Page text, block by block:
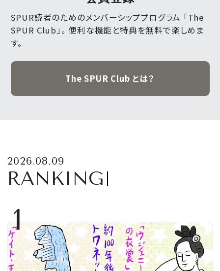
SPUR読者のためのメンバーシッププログラム 「The
SPUR Club」。 便利な機能と特典を無料で楽しめま
す。
The SPUR Club とは？
2026.08.09
RANKING
1